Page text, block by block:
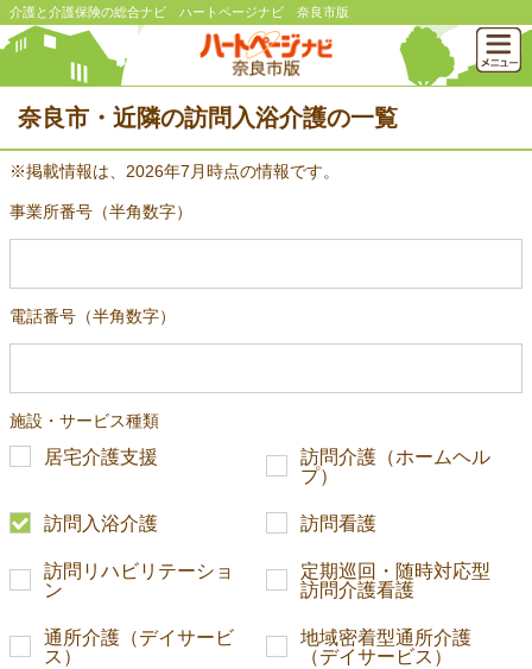
介護と介護保険の総合ナビ ハートページナビ 奈良市版
奈良市・近隣の訪問入浴介護の一覧
※掲載情報は、2026年7月時点の情報です。
事業所番号（半角数字）
電話番号（半角数字）
施設・サービス種類
居宅介護支援
訪問介護（ホームヘル
プ）
訪問入浴介護 訪問看護
訪問リハビリテーショ
ン
定期巡回・随時対応型
訪問介護看護
通所介護（デイサービ
ス）
地域密着型通所介護
（デイサービス）